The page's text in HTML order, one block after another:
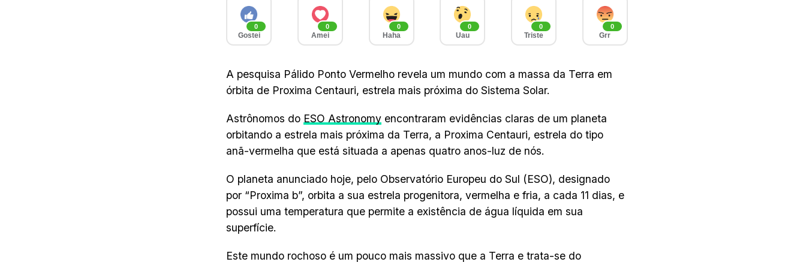
0
Gostei
0
Amei
0
Haha
0
Uau
0
Triste
0
Grr
A pesquisa Pálido Ponto Vermelho revela um mundo com a massa da Terra em
órbita de Proxima Centauri, estrela mais próxima do Sistema Solar.
Astrônomos do ESO Astronomy encontraram evidências claras de um planeta
orbitando a estrela mais próxima da Terra, a Proxima Centauri, estrela do tipo
anã-vermelha que está situada a apenas quatro anos-luz de nós.
O planeta anunciado hoje, pelo Observatório Europeu do Sul (ESO), designado
por “Proxima b”, orbita a sua estrela progenitora, vermelha e fria, a cada 11 dias, e
possui uma temperatura que permite a existência de água líquida em sua
superfície.
Este mundo rochoso é um pouco mais massivo que a Terra e trata-se do